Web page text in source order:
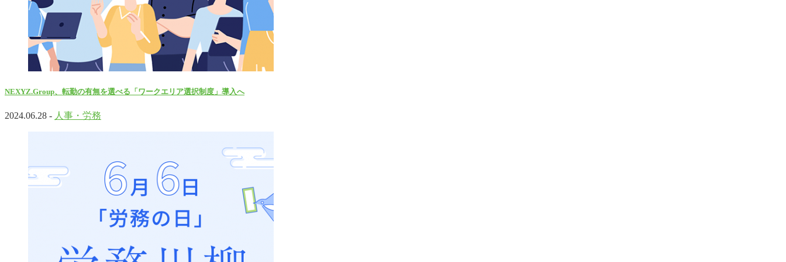
NEXYZ.Group、転勤の有無を選べる「ワークエリア選択制度」導入へ
2024.06.28 - 人事・労務